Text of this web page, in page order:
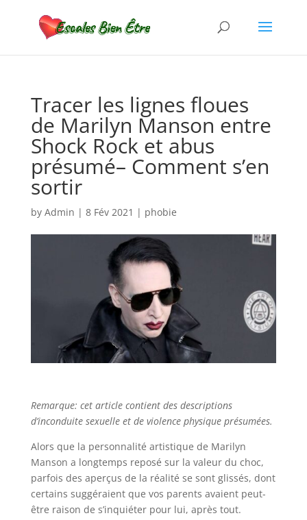
Tracer les lignes floues
de Marilyn Manson entre
Shock Rock et abus
présumé– Comment s’en
sortir
by Admin | 8 Fév 2021 | phobie
Remarque: cet article contient des descriptions
d’inconduite sexuelle et de violence physique présumées.
Alors que la personnalité artistique de Marilyn
Manson a longtemps reposé sur la valeur du choc,
parfois des aperçus de la réalité se sont glissés, dont
certains suggéraient que vos parents avaient peut-
être raison de s’inquiéter pour lui, après tout.